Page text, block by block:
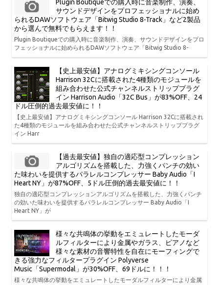
Plugin Boutiqueでの購入時に音楽制作、演奏、
サウンドデザインをプロフェッショナルに始め
られるDAWソフトウェア「Bitwig Studio 8-Track」など2製品
から選んで無料でもらえます！！
Plugin Boutiqueでの購入時に音楽制作、演奏、サウンドデザインをプロ
フェッショナルに始められるDAWソフトウェア「Bitwig Studio 8-
【史上最安値】アナログミキシングコンソール
Harrison 32Cに搭載された4種類のモジュールを
組み合わせた公式チャンネルストリッププラグ
イン Harrison Audio「32C Bus」が83%OFF、24
ドル圧倒的過去最安値に！！
【史上最安値】アナログミキシングコンソール Harrison 32Cに搭載され
た4種類のモジュールを組み合わせた公式チャンネルストリッププラグ
イン Harr
【過去最安値】独自の適応型コンプレッション
アルゴリズムを搭載した、力強くパンチの効い
た味わいを提供するパラレルコンプレッサー Baby Audio「I
Heart NY」が87%OFF、5ドル圧倒的過去最安値に！！
独自の適応型コンプレッションアルゴリズムを搭載した、力強くパンチ
の効いた味わいを提供するパラレルコンプレッサー Baby Audio「I
Heart NY」が
様々な共鳴体の挙動をエミュレートしたモーダ
ルフィルターにより金属やガラス、ピアノなど
様々な素材の音響特性を自在にモーフィングで
きる強力なフィルタープラグイン Polyverse
Music「Supermodal」が30%OFF、69ドルに！！！
様々な共鳴体の挙動をエミュレートしたモーダルフィルターにより金属